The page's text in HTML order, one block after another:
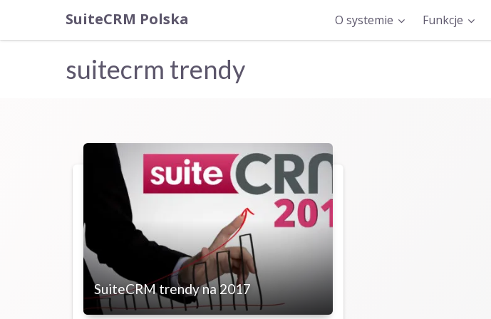
SuiteCRM Polska O systemie Funkcje
suitecrm trendy
SuiteCRM trendy na 2017